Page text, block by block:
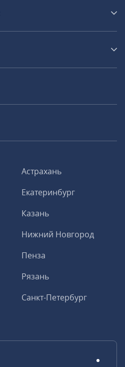
Астрахань
Екатеринбург
Казань
Нижний Новгород
Пенза
Рязань
Санкт-Петербург